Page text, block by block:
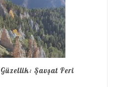
Şavşat Peri